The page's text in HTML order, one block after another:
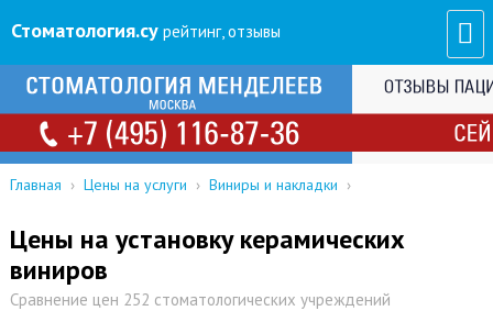
Стоматология.су рейтинг, отзывы
Главная › Цены на услуги › Виниры и накладки ›
Цены на установку керамических
виниров
Сравнение цен 252 стоматологических учреждений